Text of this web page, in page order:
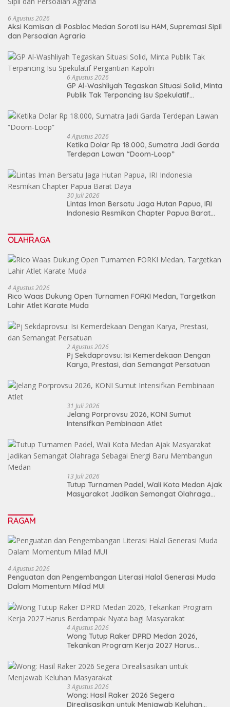
6 Agustus 2026
Aksi Kamisan di Posbloc Medan Soroti Isu HAM, Supremasi Sipil
dan Persoalan Agraria
6 Agustus 2026
GP Al-Washliyah Tegaskan Situasi Solid, Minta
Publik Tak Terpancing Isu Spekulatif
4 Agustus 2026
Ketika Dolar Rp 18.000, Sumatra Jadi Garda
Terdepan Lawan “Doom-Loop”
30 Juli 2026
Lintas Iman Bersatu Jaga Hutan Papua, IRI
Indonesia Resmikan Chapter Papua Barat
OLAHRAGA
4 Agustus 2026
Rico Waas Dukung Open Turnamen FORKI Medan, Targetkan
Lahir Atlet Karate Muda
2 Agustus 2026
Pj Sekdaprovsu: Isi Kemerdekaan Dengan
Karya, Prestasi, dan Semangat Persatuan
31 Juli 2026
Jelang Porprovsu 2026, KONI Sumut
Intensifkan Pembinaan Atlet
13 Juli 2026
Tutup Turnamen Padel, Wali Kota Medan Ajak
Masyarakat Jadikan Semangat Olahraga
RAGAM
4 Agustus 2026
Penguatan dan Pengembangan Literasi Halal Generasi Muda
Dalam Momentum Milad MUI
4 Agustus 2026
Wong Tutup Raker DPRD Medan 2026,
Tekankan Program Kerja 2027 Harus
3 Agustus 2026
Wong: Hasil Raker 2026 Segera
Direalisasikan untuk Menjawab Keluhan